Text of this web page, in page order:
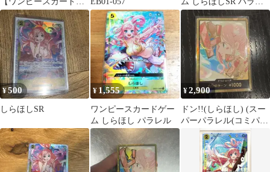
ーム】
ル
¥500
しらほしSR
¥ 1,555
ワンピースカードゲー
ム しらほし パラレル
¥2,900
ドン!!(しらほし) (スー
パーパラレル(コミパ